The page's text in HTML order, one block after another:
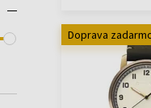
Doprava